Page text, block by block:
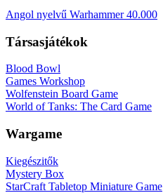
Angol nyelvű Warhammer 40.000
Társasjátékok
Blood Bowl
Games Workshop
Wolfenstein Board Game
World of Tanks: The Card Game
Wargame
Kiegészitők
Mystery Box
StarCraft Tabletop Miniature Game